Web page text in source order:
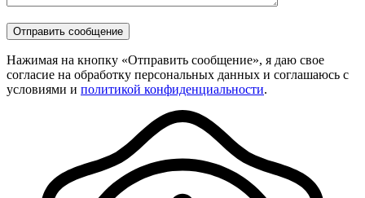
Нажимая на кнопку «Отправить сообщение», я даю свое
согласие на обработку персональных данных и соглашаюсь с
условиями и политикой конфиденциальности.